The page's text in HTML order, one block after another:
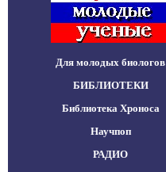
Для молодых биологов
БИБЛИОТЕКИ
Библиотека Хроноса
Научпоп
РАДИО